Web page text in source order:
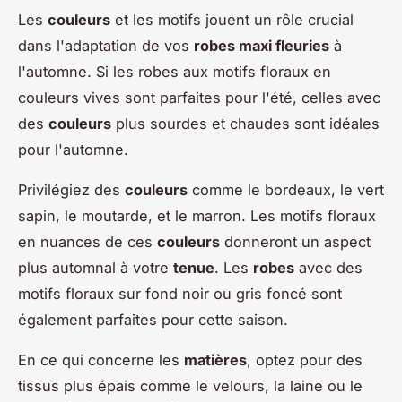
Les couleurs et les motifs jouent un rôle crucial
dans l'adaptation de vos robes maxi fleuries à
l'automne. Si les robes aux motifs floraux en
couleurs vives sont parfaites pour l'été, celles avec
des couleurs plus sourdes et chaudes sont idéales
pour l'automne.
Privilégiez des couleurs comme le bordeaux, le vert
sapin, le moutarde, et le marron. Les motifs floraux
en nuances de ces couleurs donneront un aspect
plus automnal à votre tenue. Les robes avec des
motifs floraux sur fond noir ou gris foncé sont
également parfaites pour cette saison.
En ce qui concerne les matières, optez pour des
tissus plus épais comme le velours, la laine ou le